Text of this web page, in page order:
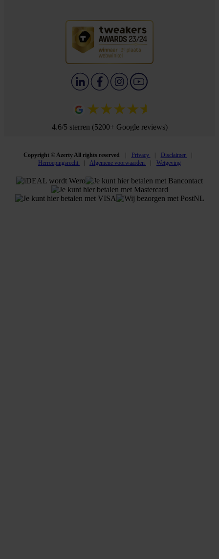
4.6/5 sterren (5200+ Google reviews)
Copyright © Azerty All rights reserved Privacy
Disclaimer
Herroepingsrecht
Algemene voorwaarden Wetgeving